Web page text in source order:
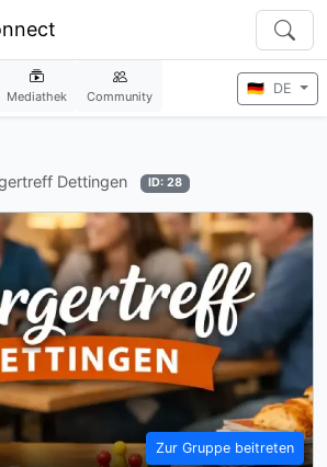
Mediathek Community
🇩🇪 DE
Dettingen ID: 28
Zur Gruppe beitreten